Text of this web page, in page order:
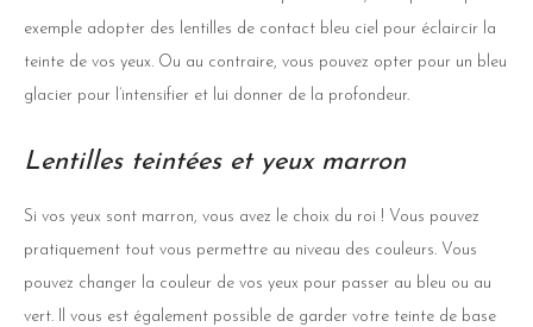
exemple adopter des lentilles de contact bleu ciel pour éclaircir la
teinte de vos yeux. Ou au contraire, vous pouvez opter pour un bleu
glacier pour l’intensifier et lui donner de la profondeur.
Lentilles teintées et yeux marron
Si vos yeux sont marron, vous avez le choix du roi ! Vous pouvez
pratiquement tout vous permettre au niveau des couleurs. Vous
pouvez changer la couleur de vos yeux pour passer au bleu ou au
vert. Il vous est également possible de garder votre teinte de base